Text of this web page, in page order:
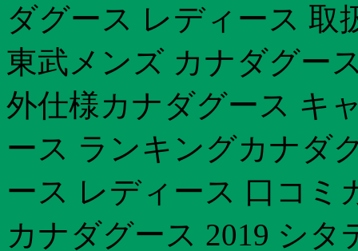
ダグース レディース 取
東武メンズ カナダグー
外仕様カナダグース キ
ース ランキングカナダ
ース レディース 口コミ
カナダグース 2019 シ